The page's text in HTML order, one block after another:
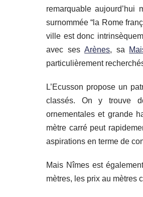
remarquable
surnommée “la Rome
ville est donc
avec sesArènes, sa
particulièrement
L’Ecusson propose un
classés. On y trouve
ornementales et grande
mètre carré peut
aspirations en terme de
Mais Nîmes est
mètres, les prix au mètres